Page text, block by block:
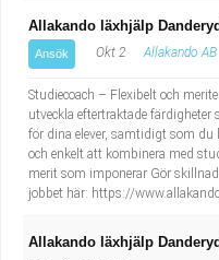
Allakando läxhjälp
Ansök Okt 2 Allakando AB
Studiecoach – Flexibelt och
utveckla eftertraktade färdigheter
för dina elever, samtidigt som
och enkelt att kombinera med
merit som imponerar Gör
jobbet här: https://
Allakando läxhjälp